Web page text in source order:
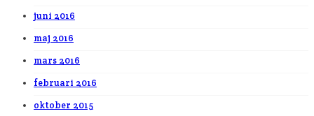
juni 2016
maj 2016
mars 2016
februari 2016
oktober 2015